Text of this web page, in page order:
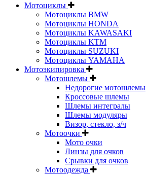
Мотоциклы
Мотоциклы BMW
Мотоциклы HONDA
Мотоциклы KAWASAKI
Мотоциклы KTM
Мотоциклы SUZUKI
Мотоциклы YAMAHA
Мотоэкипировка
Мотошлемы
Недорогие мотошлемы
Кроссовые шлемы
Шлемы интегралы
Шлемы модуляры
Визор, стекло, з/ч
Мотоочки
Мото очки
Линзы для очков
Срывки для очков
Мотоодежда